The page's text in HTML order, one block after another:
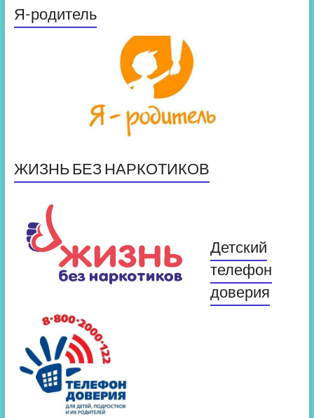
Я-родитель
ЖИЗНЬ БЕЗ НАРКОТИКОВ
Детский
телефон
доверия